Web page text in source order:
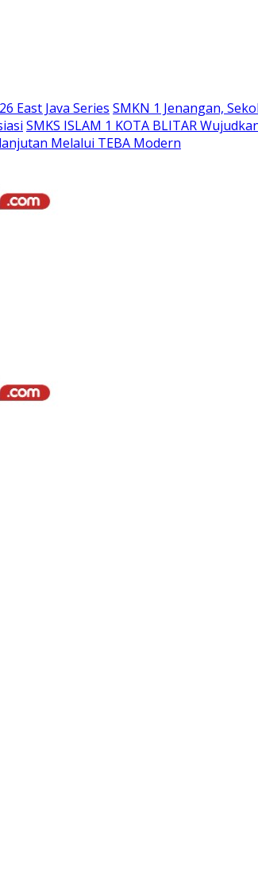
East Java Series SMKN 1 Jenangan,
SMKS ISLAM 1 KOTA BLITAR
Melalui TEBA Modern